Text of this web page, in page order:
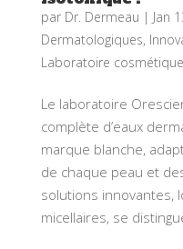
par Dr. Dermeau | Jan
Dermatologiques,
Laboratoire cosmétique
Le laboratoire
complète d’eaux
marque blanche,
de chaque peau et
solutions innovantes,
micellaires, se